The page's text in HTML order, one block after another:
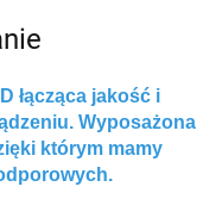
łącząca jakość i
Wyposażona
którym mamy